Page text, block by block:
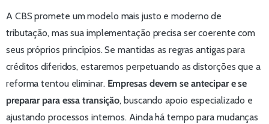
A CBS promete um modelo mais justo e moderno de
tributação, mas sua implementação precisa ser coerente com
seus próprios princípios. Se mantidas as regras antigas para
créditos diferidos, estaremos perpetuando as distorções que a
reforma tentou eliminar. Empresas devem se antecipar e se
preparar para essa transição, buscando apoio especializado e
ajustando processos internos. Ainda há tempo para mudanças